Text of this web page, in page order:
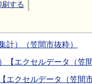
刷する
計）（笠間市抜粋）
エクセルデータ（笠
クセルデータ（笠間市